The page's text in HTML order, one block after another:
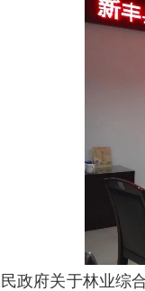
政府关于林业综